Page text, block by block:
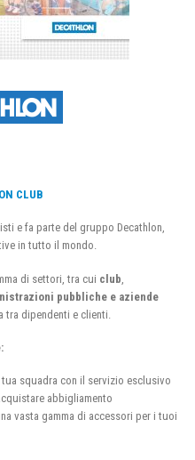
CLUB
e fa parte del gruppo Decathlon,
in tutto il mondo.
di settori, tra cui club
pubbliche e aziende
tra dipendenti e clienti.
squadra con il servizio esclusivo
abbigliamento
vasta gamma di accessori per i tuoi